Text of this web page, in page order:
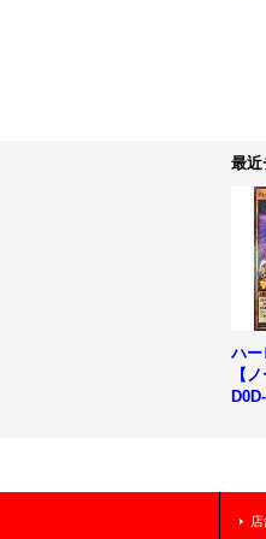
最近
ハー
【